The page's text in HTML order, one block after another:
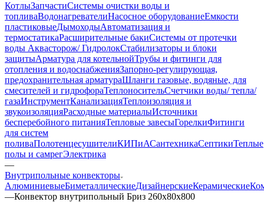
КотлыЗапчастиСистемы очистки воды и
топливаВодонагревателиНасосное оборудованиеЕмкости
пластиковыеДымоходыАвтоматизация и
термостатикаРасширительные бакиСистемы от протечки
воды Аквасторож/ ГидролокСтабилизаторы и блоки
защитыАрматура для котельнойТрубы и фитинги для
отопления и водоснабженияЗапорно-регулирующая,
предохранительная арматураШланги газовые, водяные, для
смесителей и гидрофораТеплоносительСчетчики воды/ тепла/
газаИнструментКанализацияТеплоизоляция и
звукоизоляцияРасходные материалыИсточники
бесперебойного питанияТепловые завесыГорелкиФитинги
для систем
поливаПолотенцесушителиКИПиАСантехникаСептикиТеплые
полы и самрегЭлектрика
—
Внутрипольные конвекторы
АлюминиевыеБиметаллическиеДизайнерскиеКерамические
—Конвектор внутрипольный Бриз 260х80х800